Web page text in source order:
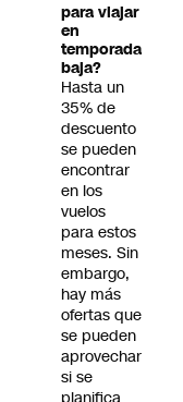
para viajar
en
temporada
baja?
Hasta un
35% de
descuento
se pueden
encontrar
en los
vuelos
para estos
meses. Sin
embargo,
hay más
ofertas que
se pueden
aprovechar
si se